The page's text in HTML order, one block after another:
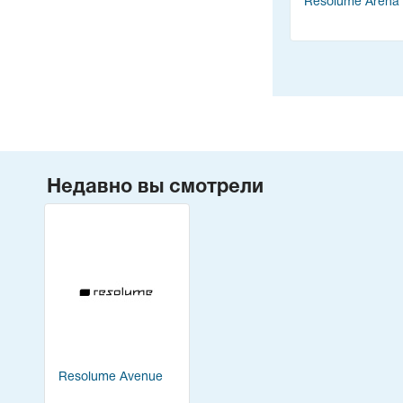
Недавно вы смотрели
Resolume Avenue